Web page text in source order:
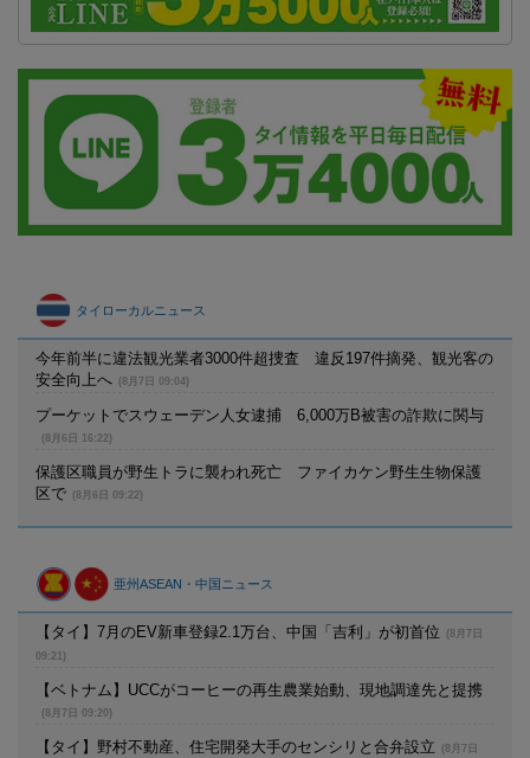
タイローカルニュース
今年前半に違法観光業者3000件超捜査 違反197件摘発、観光客の
安全向上へ
(8月7日 09:04)
プーケットでスウェーデン人女逮捕 6,000万B被害の詐欺に関与
(8月6日 16:22)
保護区職員が野生トラに襲われ死亡 ファイカケン野生生物保護
区で
(8月6日 09:22)
亜州ASEAN・中国ニュース
【タイ】7月のEV新車登録2.1万台、中国「吉利」が初首位
(8月7日
09:21)
【ベトナム】UCCがコーヒーの再生農業始動、現地調達先と提携
(8月7日 09:20)
【タイ】野村不動産、住宅開発大手のセンシリと合弁設立
(8月7日